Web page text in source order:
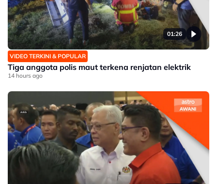
01:26
VIDEO TERKINI & POPULAR
Tiga anggota polis maut terkena renjatan elektrik
14 hours ago